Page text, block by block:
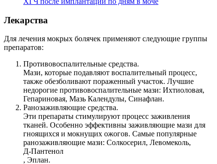
Лекарства
Для лечения мокрых болячек применяют следующие группы
препаратов:
Противовоспалительные средства.
Мази, которые подавляют воспалительный процесс,
также обезболивают пораженный участок. Лучшие
недорогие противовоспалительные мази: Ихтиоловая,
Гепариновая, Мазь Календулы, Синафлан.
Ранозаживляющие средства.
Эти препараты стимулируют процесс заживления
тканей. Особенно эффективны заживляющие мази для
гноящихся и мокнущих ожогов. Самые популярные
ранозаживляющие мази: Солкосерил, Левомеколь,
Д-Пантенол
, Эплан.